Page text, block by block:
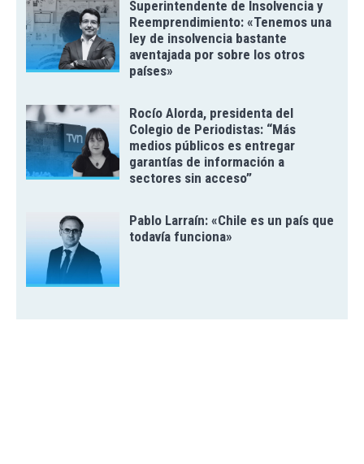
Superintendente de Insolvencia y
Reemprendimiento: «Tenemos una
ley de insolvencia bastante
aventajada por sobre los otros
países»
Rocío Alorda, presidenta del
Colegio de Periodistas: “Más
medios públicos es entregar
garantías de información a
sectores sin acceso”
Pablo Larraín: «Chile es un país que
todavía funciona»